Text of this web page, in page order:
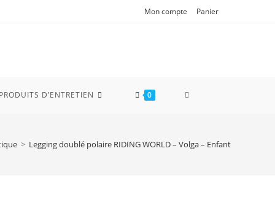
Mon compte Panier
PRODUITS D’ENTRETIEN 0 TOGGLE
> Legging doublé polaire RIDING WORLD – Volga – Enfant